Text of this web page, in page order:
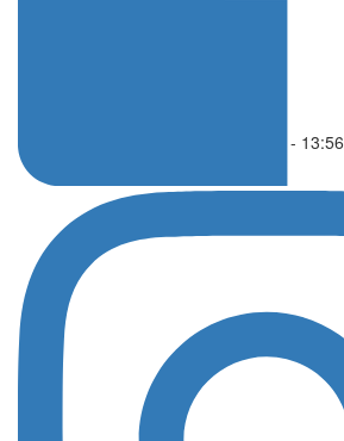
01 Giugno 2022 - 13:56